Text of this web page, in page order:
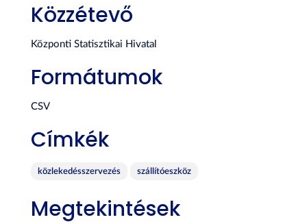
Közzétevő
Központi Statisztikai Hivatal
Formátumok
CSV
Címkék
közlekedésszervezés szállítóeszköz
Megtekintések